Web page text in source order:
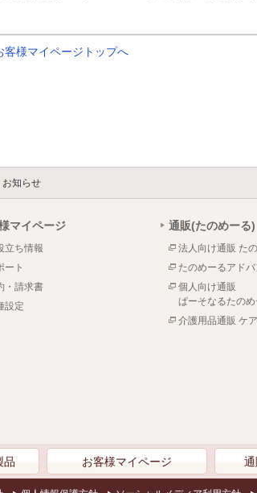
客様マイページトップへ
お知らせ
マイページ
立ち情報
ート
・請求書
設定
通販(たのめーる)
法人向け通販 た
たのめーるアドバ
個人向け通販
ぱーそなるたのめ
介護用品通販 ケ
品 お客様マイページ 通